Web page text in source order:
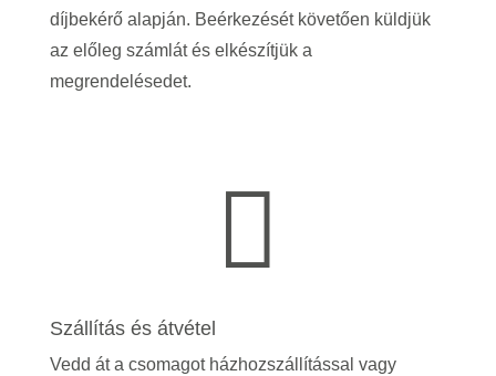
díjbekérő alapján. Beérkezését követően küldjük
az előleg számlát és elkészítjük a
megrendelésedet.

Szállítás és átvétel
Vedd át a csomagot házhozszállítással vagy